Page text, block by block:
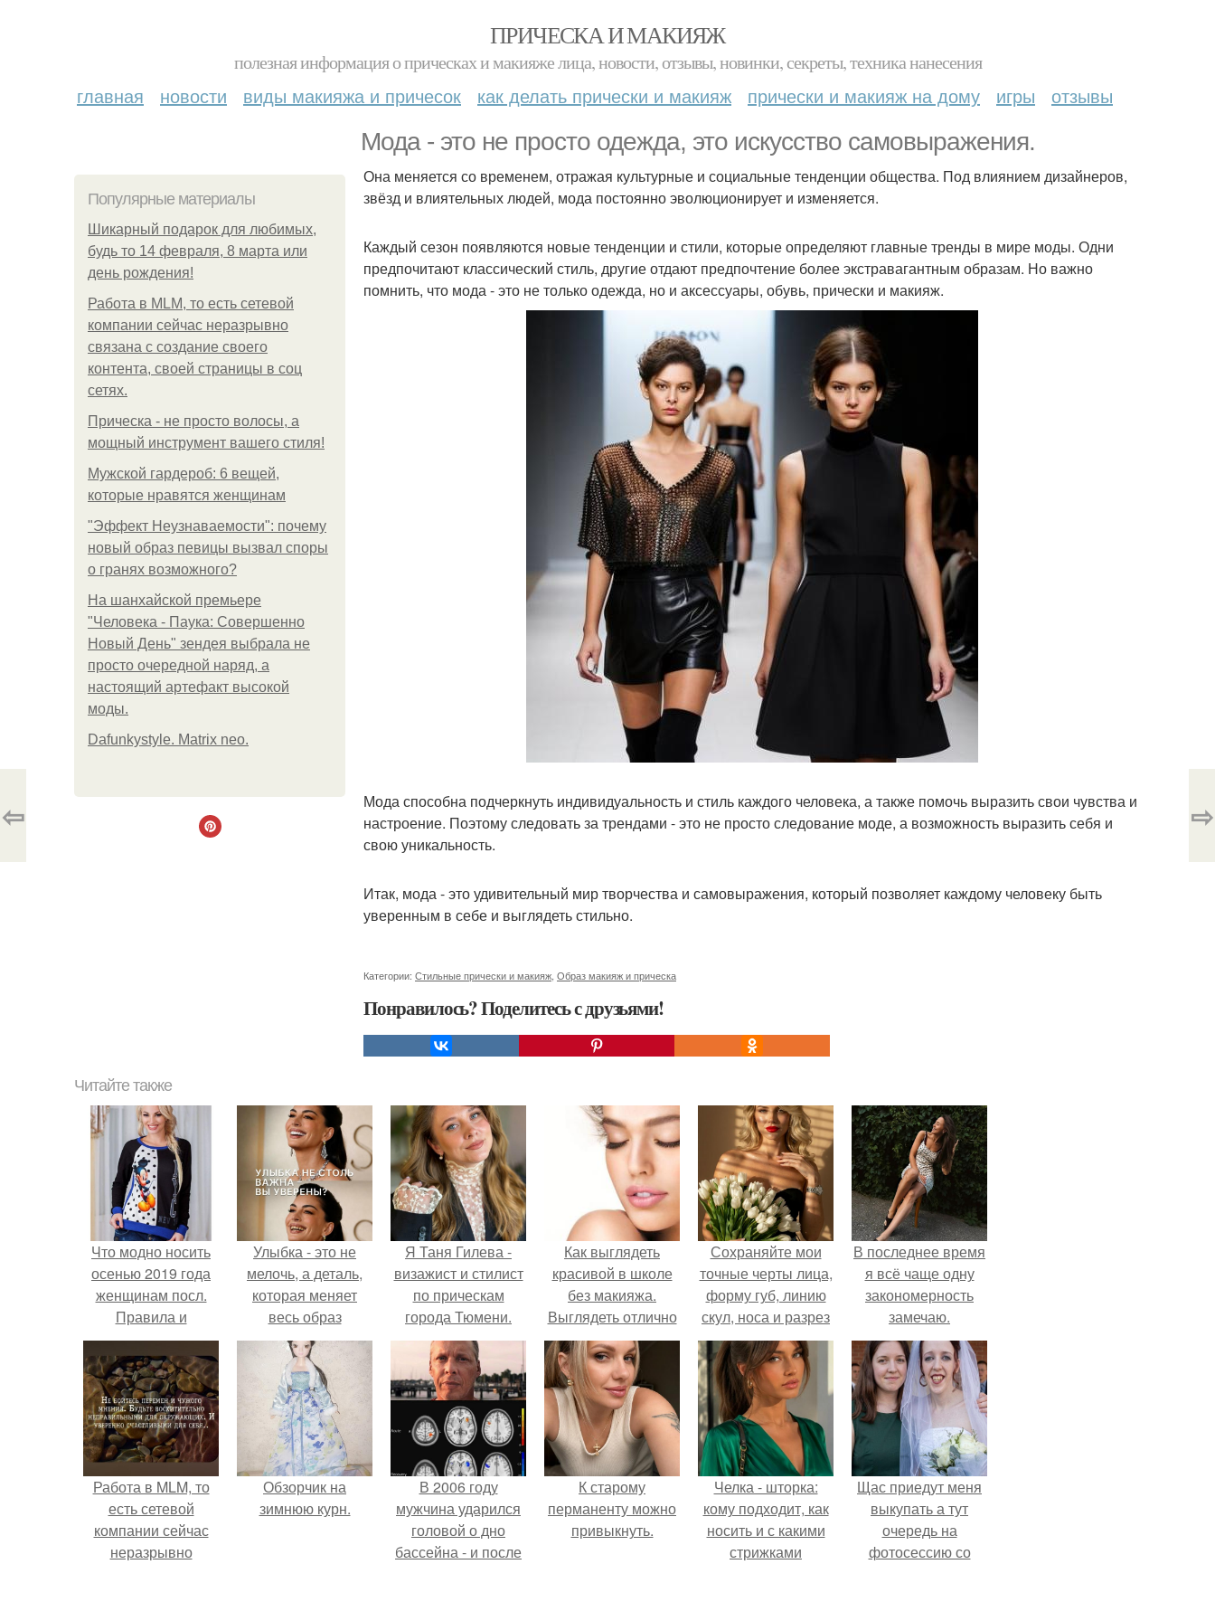
ПРИЧЕСКА И МАКИЯЖ
полезная информация о прическах и макияже лица, новости, отзывы, новинки, секреты, техника нанесения
главная новости виды макияжа и причесок как делать прически и макияж прически и макияж на дому игры отзывы
Мода - это не просто одежда, это искусство самовыражения.
Популярные материалы
Шикарный подарок для любимых,
будь то 14 февраля, 8 марта или
день рождения!
Работа в MLM, то есть сетевой
компании сейчас неразрывно
связана с создание своего
контента, своей страницы в соц
сетях.
Прическа - не просто волосы, а
мощный инструмент вашего стиля!
Мужской гардероб: 6 вещей,
которые нравятся женщинам
"Эффект Неузнаваемости": почему
новый образ певицы вызвал споры
о гранях возможного?
На шанхайской премьере
"Человека - Паука: Совершенно
Новый День" зендея выбрала не
просто очередной наряд, а
настоящий артефакт высокой
моды.
Dafunkystyle. Matrix neo.
Она меняется со временем, отражая культурные и социальные тенденции общества. Под влиянием дизайнеров,
звёзд и влиятельных людей, мода постоянно эволюционирует и изменяется.
Каждый сезон появляются новые тенденции и стили, которые определяют главные тренды в мире моды. Одни
предпочитают классический стиль, другие отдают предпочтение более экстравагантным образам. Но важно
помнить, что мода - это не только одежда, но и аксессуары, обувь, прически и макияж.
Мода способна подчеркнуть индивидуальность и стиль каждого человека, а также помочь выразить свои чувства и
настроение. Поэтому следовать за трендами - это не просто следование моде, а возможность выразить себя и
свою уникальность.
Итак, мода - это удивительный мир творчества и самовыражения, который позволяет каждому человеку быть
уверенным в себе и выглядеть стильно.
Категории: Стильные прически и макияж Образ макияж и прическа
Понравилось? Поделитесь с друзьями!
⇦ ⇨
Читайте также
Что модно носить
осенью 2019 года
женщинам посл.
Правила и
рекомендации
Улыбка - это не
мелочь, а деталь,
которая меняет
весь образ
человека.
Я Таня Гилева -
визажист и стилист
по прическам
города Тюмени.
Как выглядеть
красивой в школе
без макияжа.
Выглядеть отлично
без макияжа: 10
простых правил.
Сохраняйте мои
точные черты лица,
форму губ, линию
скул, носа и разрез
глаз.
В последнее время
я всё чаще одну
закономерность
замечаю.
Работа в MLM, то
есть сетевой
компании сейчас
неразрывно
Обзорчик на
зимнюю курн.
В 2006 году
мужчина ударился
головой о дно
бассейна - и после
К старому
перманенту можно
привыкнуть.
Челка - шторка:
кому подходит, как
носить и с какими
стрижками
Щас приедут меня
выкупать а тут
очередь на
фотосессию со